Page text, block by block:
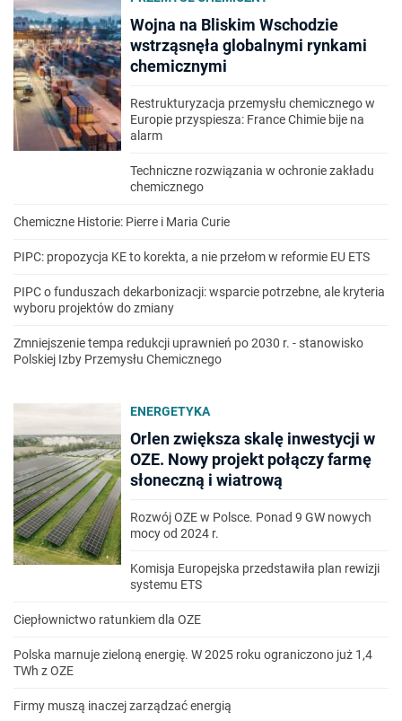
Wojna na Bliskim Wschodzie
wstrząsnęła globalnymi rynkami
chemicznymi
Restrukturyzacja przemysłu chemicznego w
Europie przyspiesza: France Chimie bije na
alarm
Techniczne rozwiązania w ochronie zakładu
chemicznego
Chemiczne Historie: Pierre i Maria Curie
PIPC: propozycja KE to korekta, a nie przełom w reformie EU ETS
PIPC o funduszach dekarbonizacji: wsparcie potrzebne, ale kryteria
wyboru projektów do zmiany
Zmniejszenie tempa redukcji uprawnień po 2030 r. - stanowisko
Polskiej Izby Przemysłu Chemicznego
ENERGETYKA
Orlen zwiększa skalę inwestycji w
OZE. Nowy projekt połączy farmę
słoneczną i wiatrową
Rozwój OZE w Polsce. Ponad 9 GW nowych
mocy od 2024 r.
Komisja Europejska przedstawiła plan rewizji
systemu ETS
Ciepłownictwo ratunkiem dla OZE
Polska marnuje zieloną energię. W 2025 roku ograniczono już 1,4
TWh z OZE
Firmy muszą inaczej zarządzać energią